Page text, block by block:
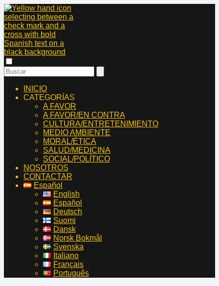
INICIO
CATEGORÍAS
A FAVOR
A FAVOR/EN CONTRA
CULTURA/ENTRETENIMIENTO
MEDIO AMBIENTE
MORAL/ÉTICA
SALUD/MEDICINA
SOCIAL/POLÍTICO
NOSOTROS
CONTACTAR
Español
English
Español
Deutsch
Suomi
Dansk
Norsk Bokmål
Svenska
Italiano
Français
Português